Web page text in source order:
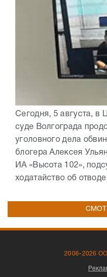
Сегодня, 5 августа, в
суде Волгограда
уголовного дела
блогера Алексея
ИА «Высота 102»,
ходатайство об
2006-2026